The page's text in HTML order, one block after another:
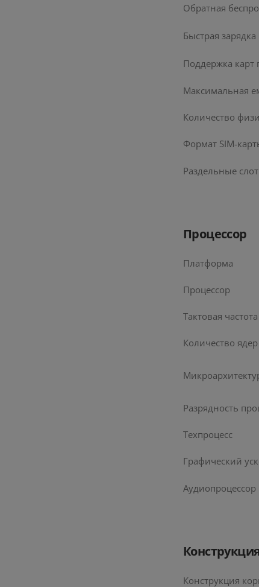
Обратная
Быстрая зарядка
Поддержка карт
Максимальная
Количество
Формат SIM-
Раздельные
Процессор
Платформа
Процессор
Тактовая
Количество ядер
Разрядность
Техпроцесс
Графический
Аудиопроцессор
Конструкция